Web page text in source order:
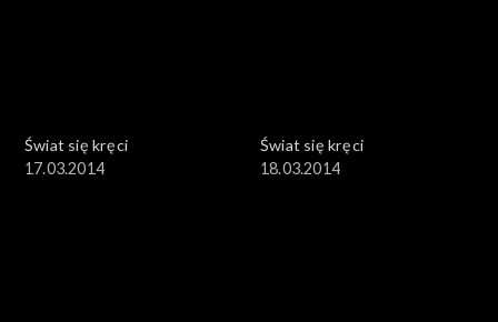
Świat się kręci
17.03.2014
Świat się kręci
18.03.2014